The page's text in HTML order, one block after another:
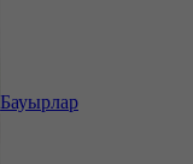
Бауырлар